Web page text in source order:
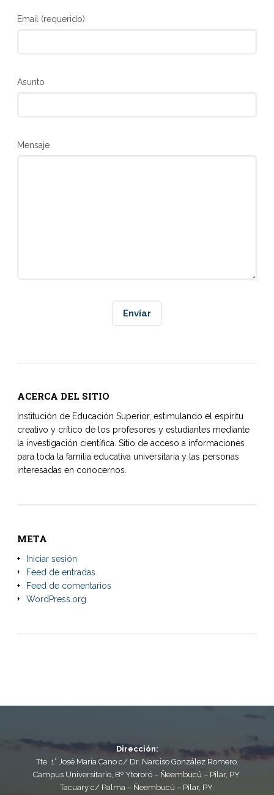
Email (requerido)
Asunto
Mensaje
ACERCA DEL SITIO
Institución de Educación Superior, estimulando el espíritu
creativo y crítico de los profesores y estudiantes mediante
la investigación científica. Sitio de acceso a informaciones
para toda la familia educativa universitaria y las personas
interesadas en conocernos.
META
Iniciar sesión
Feed de entradas
Feed de comentarios
WordPress.org
Dirección:
Tte. 1° José María Cano c/ Dr. Narciso González Romero.
Campus Universitario, Bº Ytororó – Ñeembucú – Pilar, PY.
Tacuary c/ Palma – Ñeembucú – Pilar, PY.